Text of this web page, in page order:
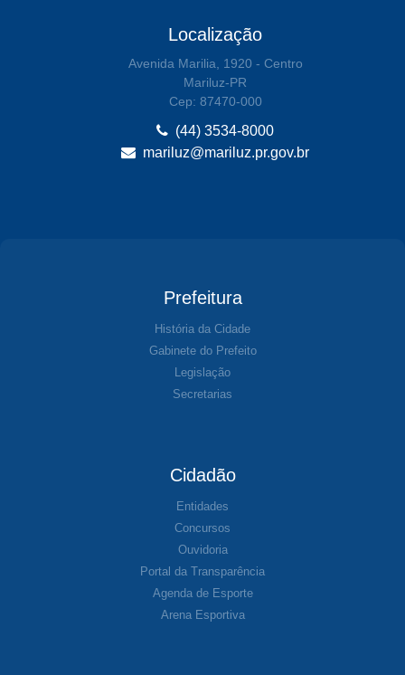
Localização
Avenida Marilia, 1920 - Centro
Mariluz-PR
Cep: 87470-000
(44) 3534-8000
mariluz@mariluz.pr.gov.br
Prefeitura
História da Cidade
Gabinete do Prefeito
Legislação
Secretarias
Cidadão
Entidades
Concursos
Ouvidoria
Portal da Transparência
Agenda de Esporte
Arena Esportiva